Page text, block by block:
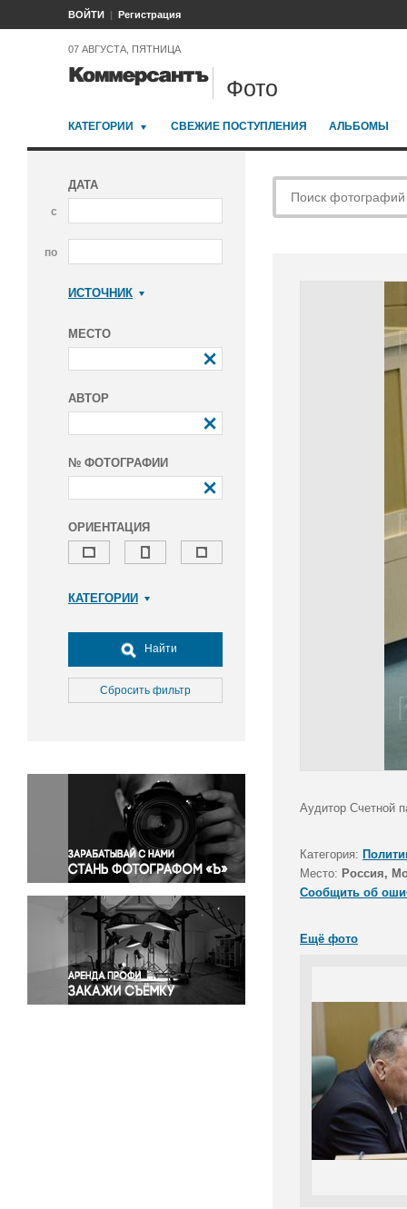
ВОЙТИ Регистрация
07 АВГУСТА, ПЯТНИЦА
Фото
КАТЕГОРИИ СВЕЖИЕ ПОСТУПЛЕНИЯ АЛЬБОМЫ
ДАТА
с
по
ИСТОЧНИК
МЕСТО
АВТОР
№ ФОТОГРАФИИ
ОРИЕНТАЦИЯ
КАТЕГОРИИ
Досуг, туризм и отдых
Культура
Медицина
Окружающая среда
Политика
Правосудие
Происшествия и конфликты
Религия
Светская жизнь
Спорт
Экология
Экономика и бизнес
Найти
Сбросить фильтр
Аудитор Счетной
Категория:
Место: Россия,
Сообщить об
Ещё фото